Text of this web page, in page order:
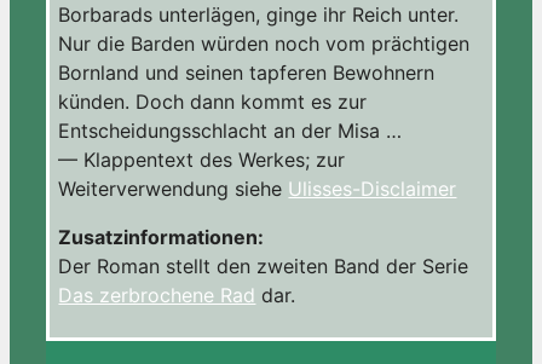
Borbarads unterlägen, ginge ihr Reich unter.
Nur die Barden würden noch vom prächtigen
Bornland und seinen tapferen Bewohnern
künden. Doch dann kommt es zur
Entscheidungsschlacht an der Misa …
— Klappentext des Werkes; zur
Weiterverwendung siehe Ulisses-Disclaimer
Zusatzinformationen:
Der Roman stellt den zweiten Band der Serie
Das zerbrochene Rad dar.